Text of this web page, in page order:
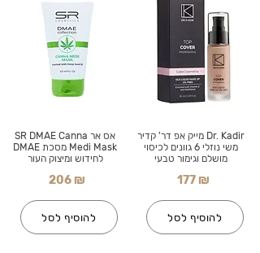
אס אר SR DMAE Canna
Medi Mask מסכת DMAE
לחידוש ומיצוק העור
206 ₪
להוסיף לסל
Dr. Kadir מייק אפ דר' קדיר
משי נוזלי 6 גוונים לכיסוי
מושלם וגימור טבעי
177 ₪
להוסיף לסל